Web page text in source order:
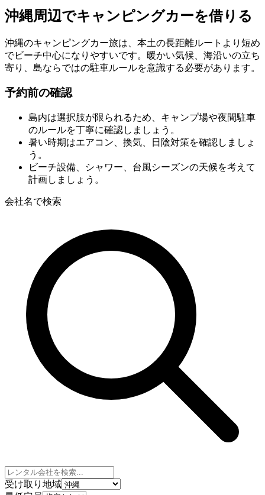
沖縄周辺でキャンピングカーを借りる
沖縄のキャンピングカー旅は、本土の長距離ルートより短め
でビーチ中心になりやすいです。暖かい気候、海沿いの立ち
寄り、島ならではの駐車ルールを意識する必要があります。
予約前の確認
島内は選択肢が限られるため、キャンプ場や夜間駐車
のルールを丁寧に確認しましょう。
暑い時期はエアコン、換気、日陰対策を確認しましょ
う。
ビーチ設備、シャワー、台風シーズンの天候を考えて
計画しましょう。
会社名で検索
受け取り地域